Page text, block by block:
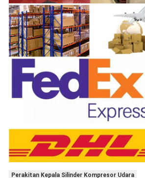
Perakitan Kepala Silinder Kompresor Udara